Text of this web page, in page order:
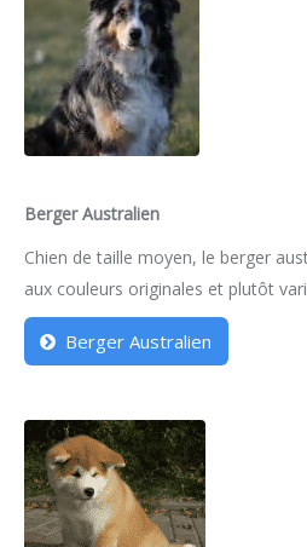
Berger Australien
Chien de taille moyen, le berger
aux couleurs originales et plutôt
Berger Australien